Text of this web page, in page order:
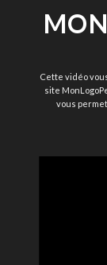
Cette vidéo
site
vous